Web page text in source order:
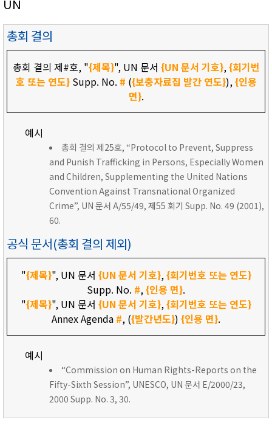
UN
총회 결의
총회 결의 제#호, "{제목}", UN 문서 {UN 문서 기호},{회기번
호 또는 연도}Supp. No. # ({보충자료집 발간 연도}),{인용
면}.
예시
총회 결의 제25호, “Protocol to Prevent, Suppress
and Punish Trafficking in Persons, Especially Women
and Children, Supplementing the United Nations
Convention Against Transnational Organized
Crime”, UN 문서 A/55/49, 제55 회기 Supp. No. 49 (2001),
60.
공식 문서(총회 결의 제외)
"{제목}", UN 문서 {UN 문서 기호},{회기번호 또는 연도}
Supp. No. #,{인용 면}.
"{제목}", UN 문서 {UN 문서 기호},{회기번호 또는 연도}
Annex Agenda #, ({발간년도}) {인용 면}.
예시
“Commission on Human Rights-Reports on the
Fifty-Sixth Session”, UNESCO, UN 문서 E/2000/23,
2000 Supp. No. 3, 30.